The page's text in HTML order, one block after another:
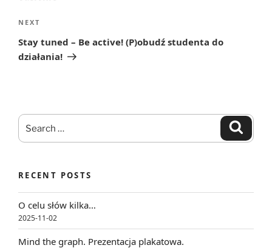
Next
Post
NEXT
Stay tuned – Be active! (P)obudź studenta do
działania!
Search
for:
Search
RECENT POSTS
O celu słów kilka…
2025-11-02
Mind the graph. Prezentacja plakatowa.